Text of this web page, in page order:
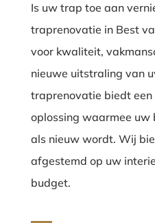
Is uw trap toe aan
traprenovatie in Best
voor kwaliteit,
nieuwe uitstraling van
traprenovatie biedt
oplossing waarmee
als nieuw wordt. Wij
afgestemd op uw
budget.